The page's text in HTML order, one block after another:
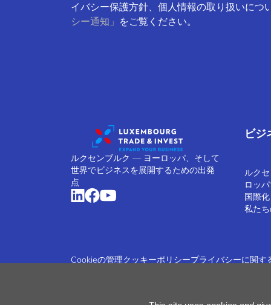
イバシー保護方針、個人情報の取り扱いにつ
シー通知」 をご覧ください。
ルクセンブルク ― ヨーロッパ、そして
世界でビジネスを展開するための出発
点
ビジ
ルク
ロッ
国際化
私た
Cookieの管理クッキーポリシープライバシーに関す